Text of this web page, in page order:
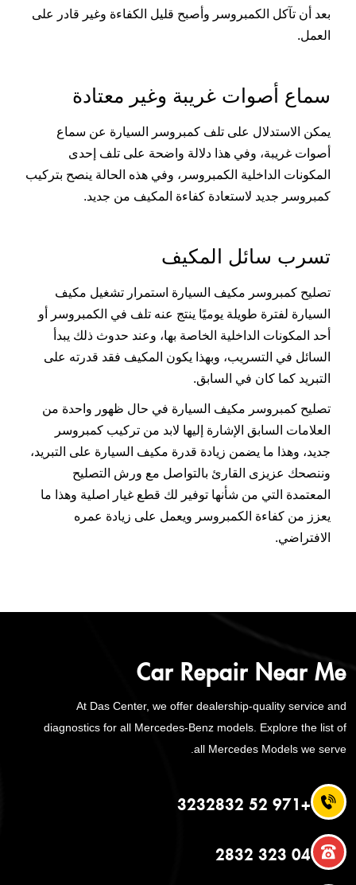
بعد أن تآكل الكمبروسر وأصبح قليل الكفاءة وغير قادر على
العمل.
سماع أصوات غريبة وغير معتادة
يمكن الاستدلال على تلف كمبروسر السيارة عن سماع
أصوات غريبة، وفي هذا دلالة واضحة على تلف إحدى
المكونات الداخلية الكمبروسر، وفي هذه الحالة ينصح بتركيب
كمبروسر جديد لاستعادة كفاءة المكيف من جديد.
تسرب سائل المكيف
تصليح كمبروسر مكيف السيارة استمرار تشغيل مكيف
السيارة لفترة طويلة يوميًا ينتج عنه تلف في الكمبروسر أو
أحد المكونات الداخلية الخاصة بها، وعند حدوث ذلك يبدأ
السائل في التسريب، وبهذا يكون المكيف فقد قدرته على
التبريد كما كان في السابق.
تصليح كمبروسر مكيف السيارة في حال ظهور واحدة من
العلامات السابق الإشارة إليها لابد من تركيب كمبروسر
جديد، وهذا ما يضمن زيادة قدرة مكيف السيارة على التبريد،
وننصحك عزيزى القارئ بالتواصل مع ورش التصليح
المعتمدة التي من شأنها توفير لك قطع غيار اصلية وهذا ما
يعزز من كفاءة الكمبروسر ويعمل على زيادة عمره
الافتراضي.
Car Repair Near Me
At Das Center, we offer dealership-quality service and
diagnostics for all Mercedes-Benz models. Explore the list of
all Mercedes Models we serve.
+971 52 3232832
04 323 2832